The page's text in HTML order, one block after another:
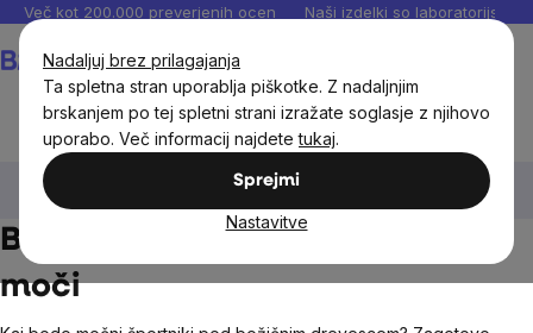
Nadaljuj brez prilagajanja
Ta spletna stran uporablja piškotke. Z nadaljnjim
brskanjem po tej spletni strani izražate soglasje z njihovo
uporabo. Več informacij najdetetukaj.
Sprejmi
Nastavitve
Preskoči
vsebino
Več kot 200.000 preverjenih ocen Naši izdelki so laboratorijsko
Zdrava božična darila za koga
Božična
darila za športnike
Božična darila za športnike
moči